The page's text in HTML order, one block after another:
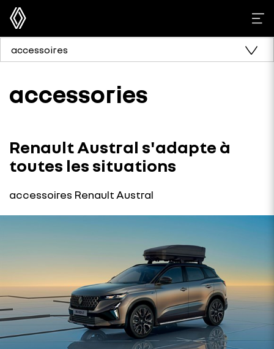
accessoires
accessories
Renault Austral s'adapte à
toutes les situations
accessoires Renault Austral